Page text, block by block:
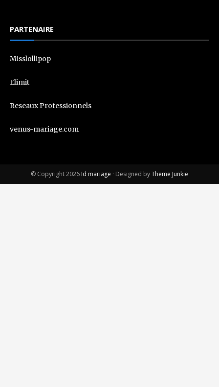
PARTENAIRE
Misslollipop
Elimit
Reseaux Professionnels
venus-mariage.com
© Copyright 2026 Id mariage · Designed byTheme Junkie